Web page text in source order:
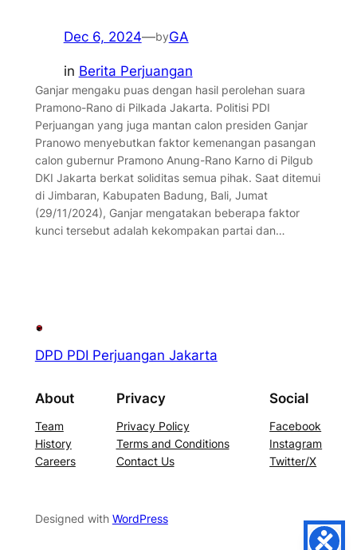
Dec 6, 2024—byGA
in Berita Perjuangan
Ganjar mengaku puas dengan hasil perolehan suara
Pramono-Rano di Pilkada Jakarta. Politisi PDI
Perjuangan yang juga mantan calon presiden Ganjar
Pranowo menyebutkan faktor kemenangan pasangan
calon gubernur Pramono Anung-Rano Karno di Pilgub
DKI Jakarta berkat soliditas semua pihak. Saat ditemui
di Jimbaran, Kabupaten Badung, Bali, Jumat
(29/11/2024), Ganjar mengatakan beberapa faktor
kunci tersebut adalah kekompakan partai dan…
DPD PDI Perjuangan Jakarta
About
Team
History
Careers
Privacy
Privacy Policy
Terms and Conditions
Contact Us
Social
Facebook
Instagram
Twitter/X
Designed with WordPress